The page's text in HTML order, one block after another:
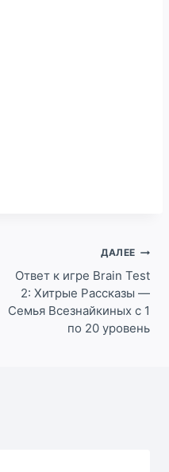
ДАЛЕЕ
Ответ к игре Brain Test
2: Хитрые Рассказы —
Семья Всезнайкиных c 1
по 20 уровень